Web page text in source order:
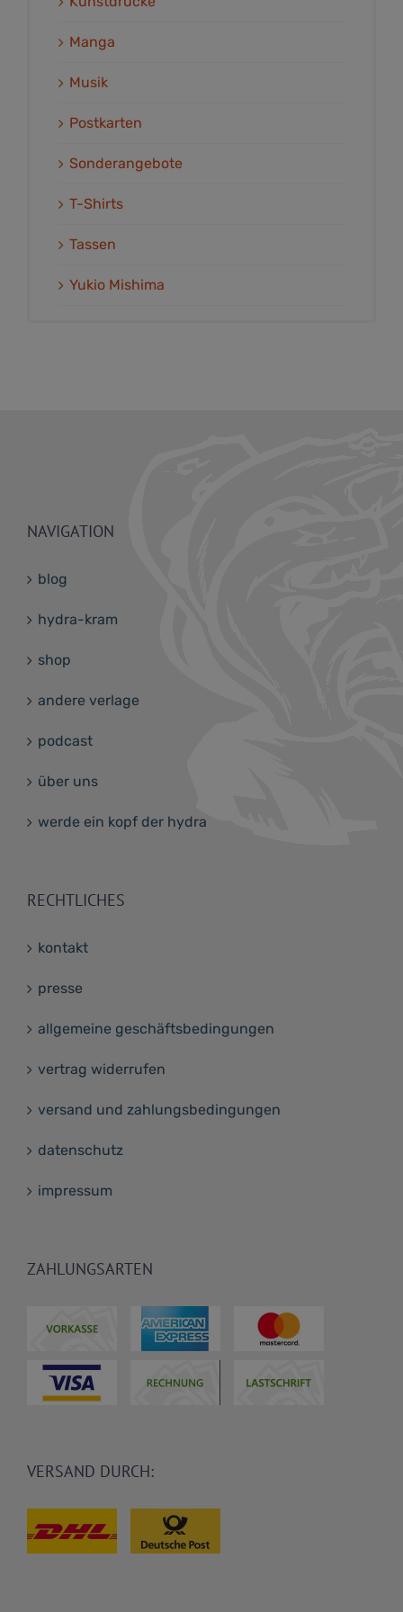
Manga
Musik
Postkarten
Sonderangebote
T-Shirts
Tassen
Yukio Mishima
NAVIGATION
blog
hydra-kram
shop
andere verlage
podcast
über uns
werde ein kopf der hydra
RECHTLICHES
kontakt
presse
allgemeine geschäftsbedingungen
vertrag widerrufen
versand und zahlungsbedingungen
datenschutz
impressum
ZAHLUNGSARTEN
VERSAND DURCH: